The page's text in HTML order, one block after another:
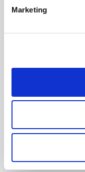
Marketing
Contact
Organisaatio
Työn kuva/ Titteli
Sähköpostiosoite*